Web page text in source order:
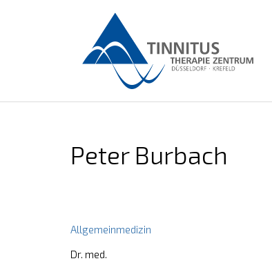
Peter Burbach
Allgemeinmedizin
Dr. med.